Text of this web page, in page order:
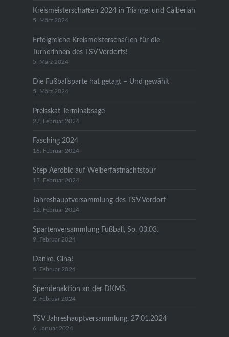
Kreismeisterschaften 2024 in Triangel und Calberlah
5. März 2024
Erfolgreiche Kreismeisterschaften für die
Turnerinnen des TSV Vordorfs!
5. März 2024
Die Fußballsparte hat getagt – Und gewählt
5. März 2024
Preisskat Terminabsage
27. Februar 2024
Fasching 2024
16. Februar 2024
Step Aerobic auf Weiberfastnachtstour
13. Februar 2024
Jahreshauptversammlung des TSV Vordorf
12. Februar 2024
Spartenversammlung Fußball, So. 03.03.
9. Februar 2024
Danke, Gina!
5. Februar 2024
Spendenaktion an der DKMS
2. Februar 2024
TSV Jahreshauptversammlung, 27.01.2024
6. Januar 2024